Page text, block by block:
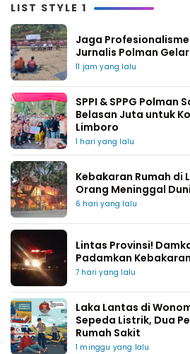
LIST STYLE 1
Jaga
Jurnalis Polman
11 jam yang lalu
SPPI & SPPG Polman
Belasan Juta untuk
Limboro
1 hari yang lalu
Kebakaran Rumah di
Orang Meninggal
6 hari yang lalu
Lintas Provinsi!
Padamkan
7 hari yang lalu
Laka Lantas di
Sepeda Listrik, Dua
Rumah Sakit
1 minggu yang lalu